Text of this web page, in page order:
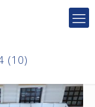
(10)